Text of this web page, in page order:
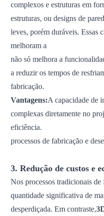
complexos e estruturas em
estruturas, ou designs de
leves, porém duráveis. Essas
melhoram a
não só melhora a
a reduzir os tempos de
fabricação.
Vantagens:A capacidade de
complexas diretamente no
eficiência.
processos de fabricação e
3. Redução de custos e
Nos processos tradicionais
quantidade significativa de
desperdiçada. Em contraste,